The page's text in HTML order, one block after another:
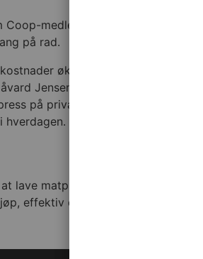
medlem i tillegg 11 % bonus
på rad.
øker. At vi kan holde
Jensen, kjededirektør i Extra.
på privatøkonomien, og vi vet
hverdagen.
lave matpriser er viktig for svært
effektiv drift og flinke ansatte,